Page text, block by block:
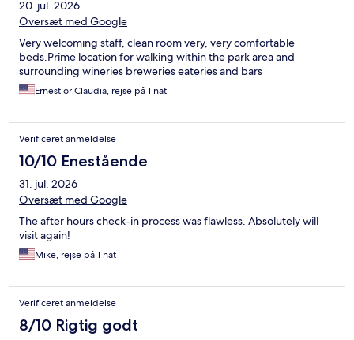
20. jul. 2026
Oversæt med Google
Very welcoming staff, clean room very, very comfortable
beds.Prime location for walking within the park area and
surrounding wineries breweries eateries and bars
Ernest or Claudia, rejse på 1 nat
Verificeret anmeldelse
10/10 Enestående
31. jul. 2026
Oversæt med Google
The after hours check-in process was flawless. Absolutely will
visit again!
Mike, rejse på 1 nat
Verificeret anmeldelse
8/10 Rigtig godt